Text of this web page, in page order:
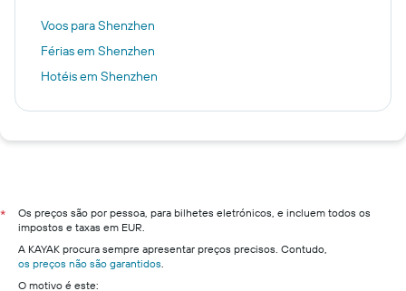
Voos para Shenzhen
Férias em Shenzhen
Hotéis em Shenzhen
*
Os preços são por pessoa, para bilhetes eletrónicos, e incluem todos os
impostos e taxas em EUR.
A KAYAK procura sempre apresentar preços precisos. Contudo,
os preços não são garantidos.
O motivo é este: